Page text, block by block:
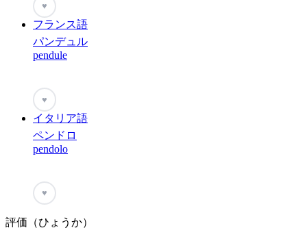
♥
フランス語
パンデュル
pendule
♥
イタリア語
ペンドロ
pendolo
♥
評価（ひょうか）